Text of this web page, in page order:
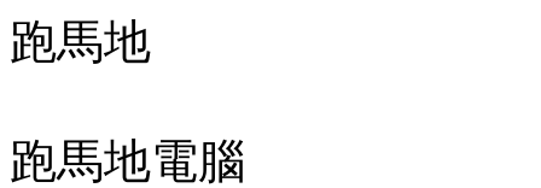
跑馬地
跑馬地電腦